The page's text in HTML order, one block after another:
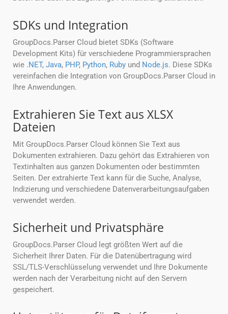
SDKs und Integration
GroupDocs.Parser Cloud bietet SDKs (Software
Development Kits) für verschiedene Programmiersprachen
wie .NET, Java, PHP, Python, Ruby und Node.js. Diese SDKs
vereinfachen die Integration von GroupDocs.Parser Cloud in
Ihre Anwendungen.
Extrahieren Sie Text aus XLSX
Dateien
Mit GroupDocs.Parser Cloud können Sie Text aus
Dokumenten extrahieren. Dazu gehört das Extrahieren von
Textinhalten aus ganzen Dokumenten oder bestimmten
Seiten. Der extrahierte Text kann für die Suche, Analyse,
Indizierung und verschiedene Datenverarbeitungsaufgaben
verwendet werden.
Sicherheit und Privatsphäre
GroupDocs.Parser Cloud legt größten Wert auf die
Sicherheit Ihrer Daten. Für die Datenübertragung wird
SSL/TLS-Verschlüsselung verwendet und Ihre Dokumente
werden nach der Verarbeitung nicht auf den Servern
gespeichert.